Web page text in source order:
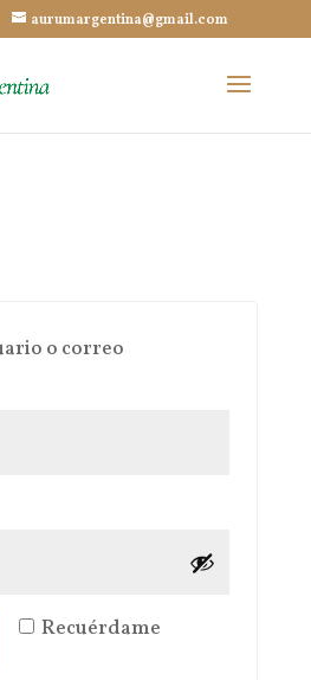
aurumargentina@gmail.com
o correo
Recuérdame